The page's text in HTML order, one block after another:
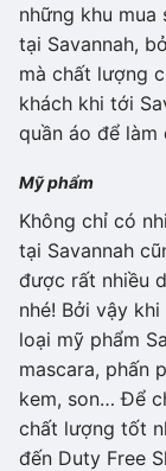
những khu
tại Savannah,
mà chất lượng
khách khi tới
quần áo để làm
Mỹ phẩm
Không chỉ có
tại Savannah
được rất nhiều
nhé! Bởi vậy
loại mỹ phẩm
mascara, phấn
kem, son… Để
chất lượng tốt
đến Duty Free